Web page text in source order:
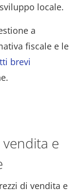
locale.
a
fiscale e le
brevi
e
di vendita e